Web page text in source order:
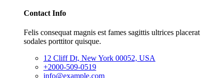
Contact Info
Felis consequat magnis est fames sagittis ultrices placerat
sodales porttitor quisque.
12 Cliff Dt, New York 00052, USA
+2000-509-0519
info@example.com